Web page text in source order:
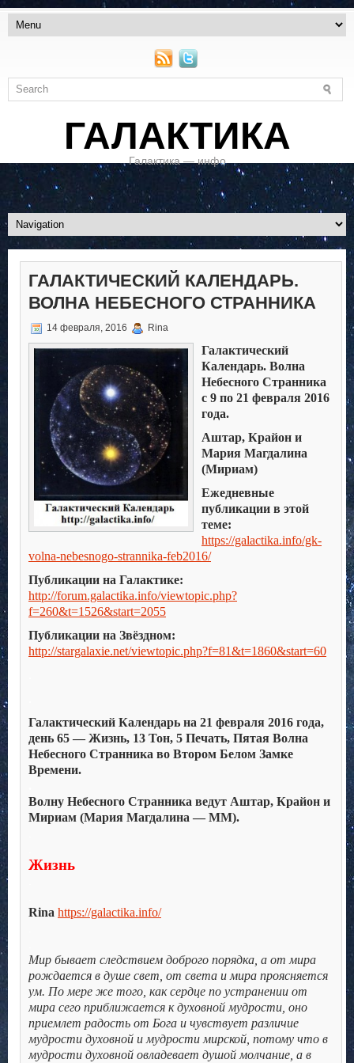
ГАЛАКТИКА
Галактика — инфо
ГАЛАКТИЧЕСКИЙ КАЛЕНДАРЬ.
ВОЛНА НЕБЕСНОГО СТРАННИКА
14 февраля, 2016 Rina
Галактический
Календарь. Волна
Небесного Странника
с 9 по 21 февраля 2016
года.
Аштар, Крайон и
Мария Магдалина
(Мириам)
Ежедневные
публикации в этой
теме:
https://galactika.info/gk-
volna-nebesnogo-strannika-feb2016/
Публикации на Галактике:
http://forum.galactika.info/viewtopic.php?
f=260&t=1526&start=2055
Публикации на Звёздном:
http://stargalaxie.net/viewtopic.php?f=81&t=1860&start=60
Галактический Календарь на 21 февраля 2016 года,
день 65 — Жизнь, 13 Тон, 5 Печать, Пятая Волна
Небесного Странника во Втором Белом Замке
Времени.
Волну Небесного Странника ведут Аштар, Крайон и
Мириам (Мария Магдалина — ММ).
Жизнь
Rina https://galactika.info/
Мир бывает следствием доброго порядка, а от мира
рождается в душе свет, от света и мира проясняется
ум. По мере же того, как сердце по устранении от
мира сего приближается к духовной мудрости, оно
приемлет радость от Бога и чувствует различие
мудрости духовной и мудрости мирской, потому что в
мудрости духовной овладевает душой молчание, а в